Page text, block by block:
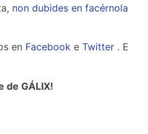
non dubides en facérnola
en Facebook e Twitter . E
de GÁLIX!